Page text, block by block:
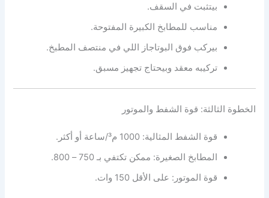
بيتثبت في السقف.
مناسب للمطابخ الكبيرة المفتوحة.
بيركب فوق البوتاجاز اللي في منتصف المطبخ.
تركيبه معقد وبيحتاج تجهيز مسبق.
الخطوة الثالثة: قوة الشفط والموتور
قوة الشفط المثالية: 1000 م³/ساعة أو أكثر.
المطابخ الصغيرة: ممكن تكتفي بـ 750 – 800.
قوة الموتور: على الأقل 150 وات.